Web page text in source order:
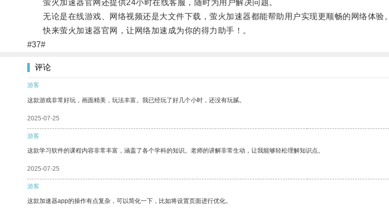
萤火加速器官网还提供24小时在线客服，随时为用户解决问题。
无论是在线游戏、网络视频还是大文件下载，萤火加速器都能帮助用户实现更顺畅的网络体验。
快来萤火加速器官网，让网络加速成为你的得力助手！。
#37#
评论
游客
这款游戏非常好玩，画面精美，玩法丰富。我已经玩了好几个小时，还没有玩腻。
2025-07-25
游客
这款学习软件的课程内容非常丰富，涵盖了各个学科的知识。老师的讲解非常生动，让我能够轻松理解知识点。
2025-07-25
游客
这款加速器app的操作有点复杂，可以简化一下，比如将设置页面进行优化。